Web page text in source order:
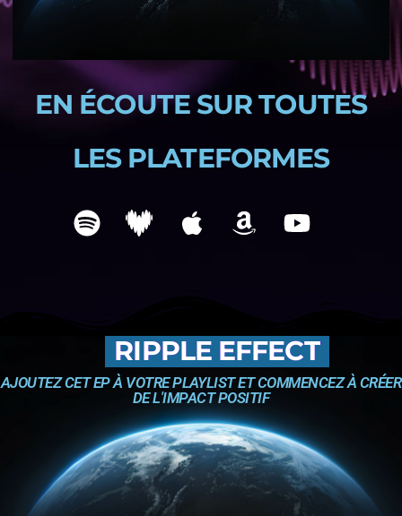
EN ÉCOUTE SUR TOUTES
LES PLATEFORMES
RIPPLE EFFECT
AJOUTEZ CET EP À VOTRE PLAYLIST ET COMMENCEZ À CRÉER
DE L'IMPACT POSITIF